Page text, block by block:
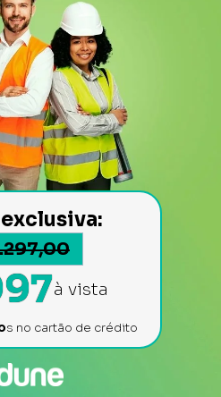
s no cartão de crédito
à vista